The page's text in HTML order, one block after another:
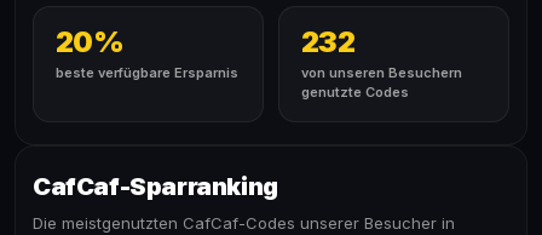
20%
beste verfügbare Ersparnis
232
von unseren Besuchern
genutzte Codes
CafCaf-Sparranking
Die meistgenutzten CafCaf-Codes unserer Besucher in